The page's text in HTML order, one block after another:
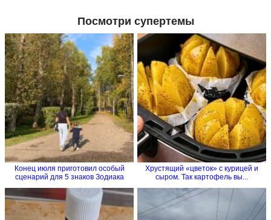
Посмотри супертемы
Конец июля приготовил особый
сценарий для 5 знаков Зодиака
Хрустящий «цветок» с курицей и
сыром. Так картофель вы...